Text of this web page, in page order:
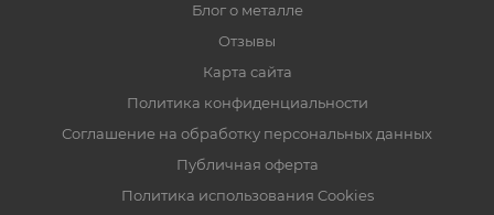
Блог о металле
Отзывы
Карта сайта
Политика конфиденциальности
Соглашение на обработку персональных данных
Публичная оферта
Политика использования Cookies